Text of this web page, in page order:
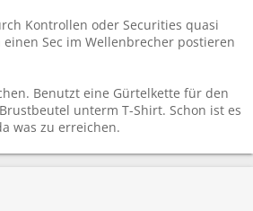
Kontrollen oder Securities quasi
Sec im Wellenbrecher postieren
Benutzt eine Gürtelkette für den
unterm T-Shirt. Schon ist es
was zu erreichen.